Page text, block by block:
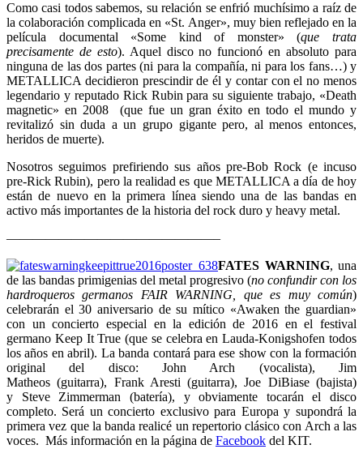
Como casi todos sabemos, su relación se enfrió muchísimo a raíz de
la colaboración complicada en «St. Anger», muy bien reflejado en la
película documental «Some kind of monster» (que trata
precisamente de esto). Aquel disco no funcionó en absoluto para
ninguna de las dos partes (ni para la compañía, ni para los fans…) y
METALLICA decidieron prescindir de él y contar con el no menos
legendario y reputado Rick Rubin para su siguiente trabajo, «Death
magnetic» en 2008 (que fue un gran éxito en todo el mundo y
revitalizó sin duda a un grupo gigante pero, al menos entonces,
heridos de muerte).
Nosotros seguimos prefiriendo sus años pre-Bob Rock (e incuso
pre-Rick Rubin), pero la realidad es que METALLICA a día de hoy
están de nuevo en la primera línea siendo una de las bandas en
activo más importantes de la historia del rock duro y heavy metal.
————————————————–
FATES WARNING, una
de las bandas primigenias del metal progresivo (no confundir con los
hardroqueros germanos FAIR WARNING, que es muy común)
celebrarán el 30 aniversario de su mítico «Awaken the guardian»
con un concierto especial en la edición de 2016 en el festival
germano Keep It True (que se celebra en Lauda-Konigshofen todos
los años en abril). La banda contará para ese show con la formación
original del disco: John Arch (vocalista), Jim
Matheos (guitarra), Frank Aresti (guitarra), Joe DiBiase (bajista)
y Steve Zimmerman (batería), y obviamente tocarán el disco
completo. Será un concierto exclusivo para Europa y supondrá la
primera vez que la banda realicé un repertorio clásico con Arch a las
voces. Más información en la página de Facebook del KIT.